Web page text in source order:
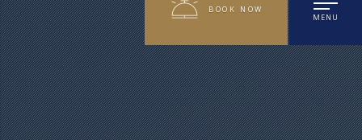
BOOK NOW
MENU